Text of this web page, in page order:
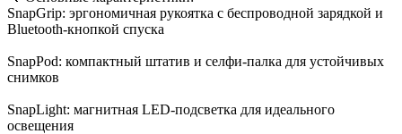
SnapGrip: эргономичная рукоятка с беспроводной зарядкой и
Bluetooth-кнопкой спуска​
SnapPod: компактный штатив и селфи-палка для устойчивых
снимков​
SnapLight: магнитная LED-подсветка для идеального
освещения​